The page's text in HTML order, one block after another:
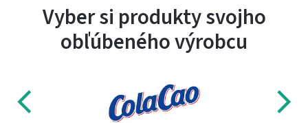
Vyber si produkty svojho
obľúbeného výrobcu